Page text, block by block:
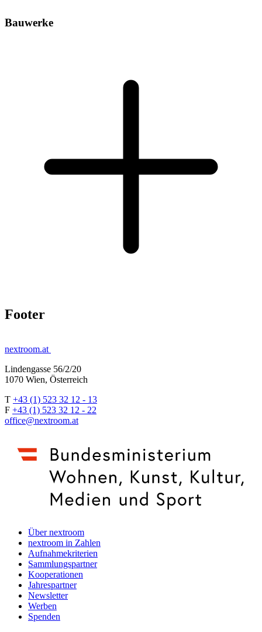
Bauwerke
Footer
nextroom.at
Lindengasse 56/2/20
1070 Wien, Österreich
T +43 (1) 523 32 12 - 13
F +43 (1) 523 32 12 - 22
office@nextroom.at
Über nextroom
nextroom in Zahlen
Aufnahmekriterien
Sammlungspartner
Kooperationen
Jahrespartner
Newsletter
Werben
Spenden